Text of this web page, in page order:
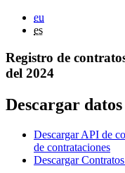
eu
es
Registro de
del 2024
Descargar datos
Descargar API de
de contrataciones
Descargar